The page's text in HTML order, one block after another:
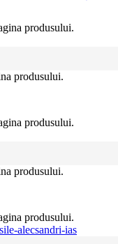
produsului.
produsului.
produsului.
produsului.
produsului.